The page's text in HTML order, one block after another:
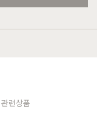
관련상품